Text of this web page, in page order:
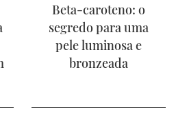
Beta-caroteno: o
segredo para uma
pele luminosa e
bronzeada